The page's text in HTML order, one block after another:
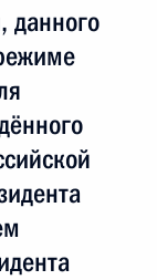
данного